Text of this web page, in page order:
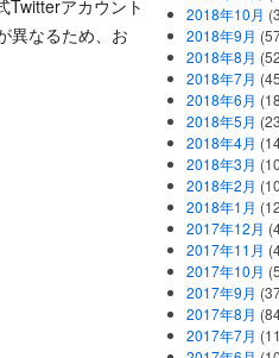
Twitterアカウント
異なるため、お
2018年10月
2018年9月
2018年8月
2018年7月
2018年6月
2018年5月
2018年4月
2018年3月
2018年2月
2018年1月
2017年12月
2017年11月
2017年10月
2017年9月
2017年8月
2017年7月